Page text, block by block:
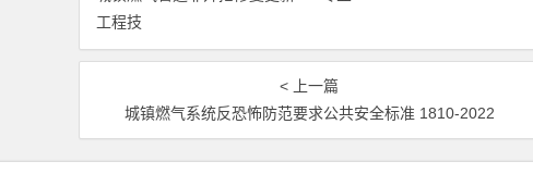
工程技
< 上一篇
城镇燃气系统反恐怖防范要求公共安全标准 1810-2022